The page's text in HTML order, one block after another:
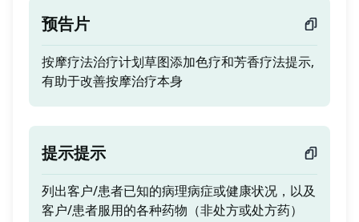
预告片
按摩疗法治疗计划草图添加色疗和芳香疗法提示,
有助于改善按摩治疗本身
提示提示
列出客户/患者已知的病理病症或健康状况，以及
客户/患者服用的各种药物（非处方或处方药）